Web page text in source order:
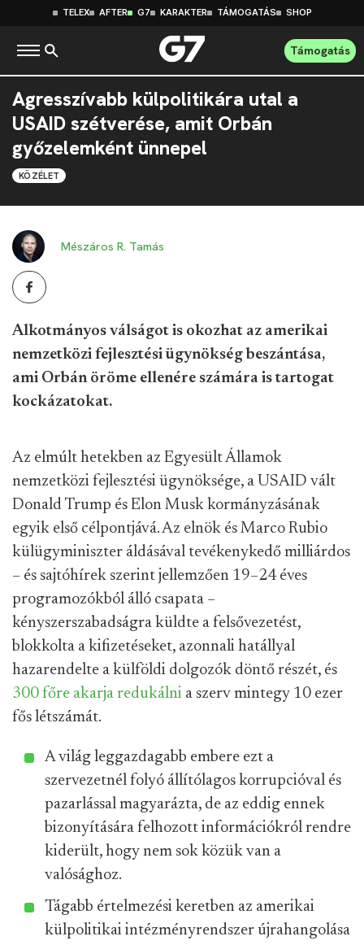
TELEX AFTER G7 KARAKTER TÁMOGATÁS SHOP
Támogatás
Agresszívabb külpolitikára utal a
USAID szétverése, amit Orbán
győzelemként ünnepel
KÖZÉLET
Mészáros R. Tamás
Alkotmányos válságot is okozhat az amerikai
nemzetközi fejlesztési ügynökség beszántása,
ami Orbán öröme ellenére számára is tartogat
kockázatokat.
Az elmúlt hetekben az Egyesült Államok
nemzetközi fejlesztési ügynöksége, a USAID vált
Donald Trump és Elon Musk kormányzásának
egyik első célpontjává. Az elnök és Marco Rubio
külügyminiszter áldásával tevékenykedő milliárdos
– és sajtóhírek szerint jellemzően 19–24 éves
programozókból álló csapata –
kényszerszabadságra küldte a felsővezetést,
blokkolta a kifizetéseket, azonnali hatállyal
hazarendelte a külföldi dolgozók döntő részét, és
300 főre akarja redukálni a szerv mintegy 10 ezer
fős létszámát.
A világ leggazdagabb embere ezt a
szervezetnél folyó állítólagos korrupcióval és
pazarlással magyarázta, de az eddig ennek
bizonyítására felhozott információkról rendre
kiderült, hogy nem sok közük van a
valósághoz.
Tágabb értelmezési keretben az amerikai
külpolitikai intézményrendszer újrahangolása